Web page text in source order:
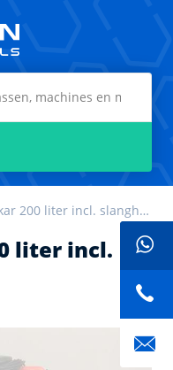
200 liter incl. slanghaspel
liter incl.